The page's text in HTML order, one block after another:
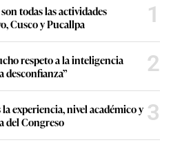
todas las actividades
Cusco y Pucallpa
1
respeto a la inteligencia
desconfianza”
2
experiencia, nivel académico y
del Congreso
3